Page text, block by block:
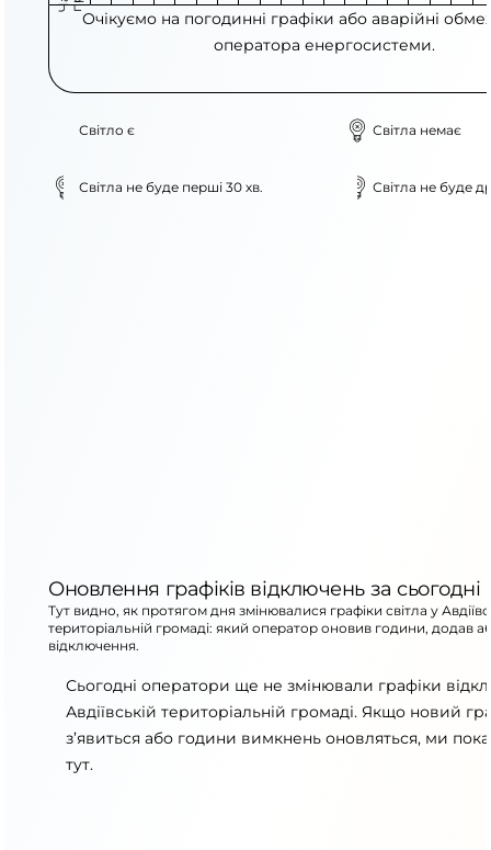
Очікуємо на погодинні графіки або аварійні
оператора енергосистеми.
Світло є Світла немає
Світла не буде перші 30 хв. Світла не буде
Оновлення графіків відключень за сьогодні
Тут видно, як протягом дня змінювалися графіки світла у
територіальній громаді: який оператор оновив години, додав
відключення.
Сьогодні оператори ще не змінювали графіки
Авдіївській територіальній громаді. Якщо новий
з’явиться або години вимкнень оновляться, ми
тут.